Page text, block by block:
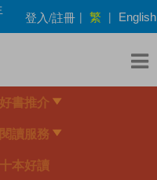
登入/註冊 | 繁 | English
好書推介
閱讀服務
十本好讀